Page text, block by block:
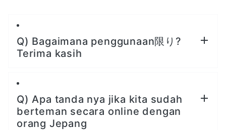
Q) Bagaimana penggunaan限り?
Terima kasih
Q) Apa tanda nya jika kita sudah
berteman secara online dengan
orang Jepang